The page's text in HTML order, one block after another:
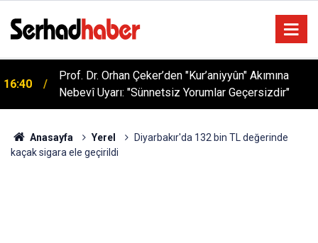
16:40
Prof. Dr. Orhan Çeker’den "Kur’aniyyûn" Akımına
Nebevî Uyarı: "Sünnetsiz Yorumlar Geçersizdir"
Anasayfa Yerel
Diyarbakır'da 132 bin TL değerinde
kaçak sigara ele geçirildi